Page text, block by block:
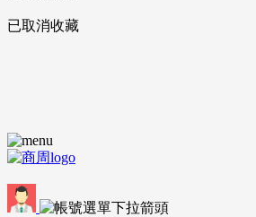
已取消收藏